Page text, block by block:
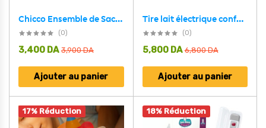
Chicco Ensemble de Sacs à Maman 3Pcs
(0)
3,900DA
3,400 DA
Ajouter au panier
Tire lait électrique confortable avancé FloraFlow NYK01
(0)
6,800DA
5,800 DA
Ajouter au panier
17% Réduction 18% Réduction